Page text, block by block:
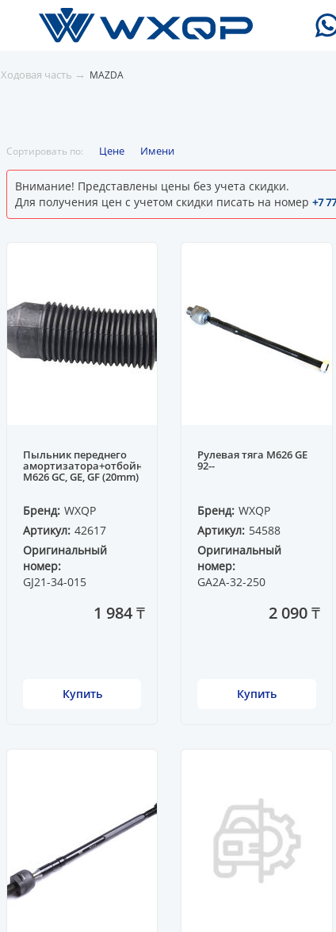
Ходовая часть → MAZDA
Сортировать по: Цене Имени
Внимание! Представлены цены без учета скидки.
Для получения цен с учетом скидки писать на номер +7
Пыльник переднего
амортизатора+отбойник
M626 GC, GE, GF (20mm)
Бренд: WXQP
Артикул: 42617
Оригинальный
номер:
GJ21-34-015
1 984 ₸
Купить
Рулевая тяга M626 GE
92--
Бренд: WXQP
Артикул: 54588
Оригинальный
номер:
GA2A-32-250
2 090 ₸
Купить